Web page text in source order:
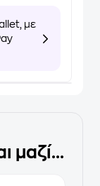
με
μαζί...